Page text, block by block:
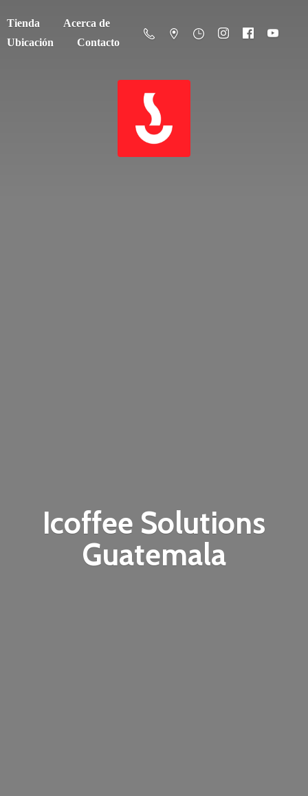
Tienda
Acerca de
Ubicación
Contacto
Icoffee Solutions
Guatemala